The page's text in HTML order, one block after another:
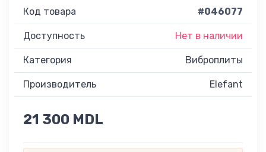
Код товара #046077
Доступность Нет в наличии
Категория Виброплиты
Производитель Elefant
21 300 MDL